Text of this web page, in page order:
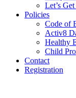
Let’s
Policies
Code of
Activ8
Healthy
Child
Contact
Registration